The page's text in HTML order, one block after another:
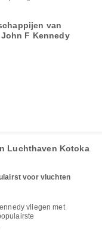
van
F Kennedy
Luchthaven Kotoka
voor vluchten
vliegen met